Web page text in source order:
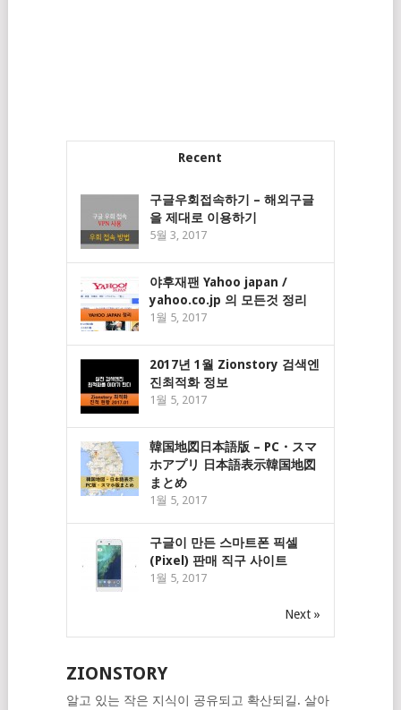
Recent
구글우회접속하기 – 해외구글
을 제대로 이용하기
5월 3, 2017
야후재팬 Yahoo japan /
yahoo.co.jp 의 모든것 정리
1월 5, 2017
2017년 1월 Zionstory 검색엔
진최적화 정보
1월 5, 2017
韓国地図日本語版 – PC・スマ
ホアプリ 日本語表示韓国地図
まとめ
1월 5, 2017
구글이 만든 스마트폰 픽셀
(Pixel) 판매 직구 사이트
1월 5, 2017
Next »
ZIONSTORY
알고 있는 작은 지식이 공유되고 확산되길. 살아